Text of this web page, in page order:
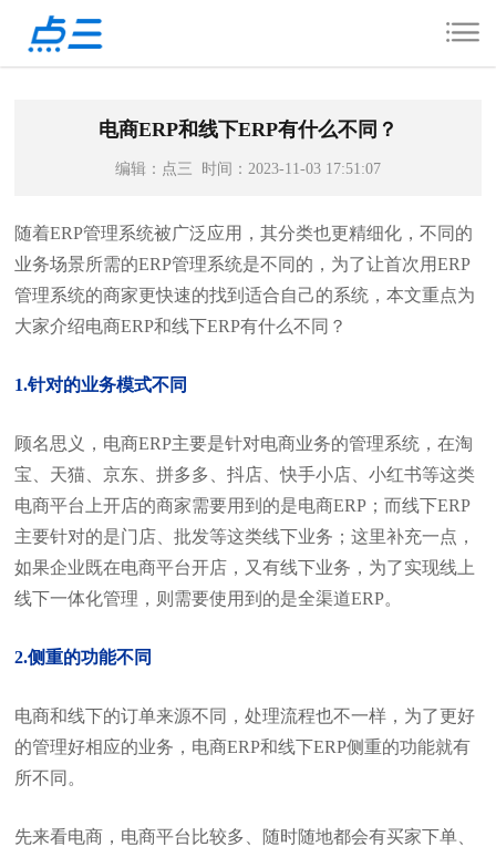
电商ERP和线下ERP有什么不同？
编辑：点三 时间：2023-11-03 17:51:07
随着ERP管理系统被广泛应用，其分类也更精细化，不同的
业务场景所需的ERP管理系统是不同的，为了让首次用ERP
管理系统的商家更快速的找到适合自己的系统，本文重点为
大家介绍电商ERP和线下ERP有什么不同？
1.针对的业务模式不同
顾名思义，电商ERP主要是针对电商业务的管理系统，在淘
宝、天猫、京东、拼多多、抖店、快手小店、小红书等这类
电商平台上开店的商家需要用到的是电商ERP；而线下ERP
主要针对的是门店、批发等这类线下业务；这里补充一点，
如果企业既在电商平台开店，又有线下业务，为了实现线上
线下一体化管理，则需要使用到的是全渠道ERP。
2.侧重的功能不同
电商和线下的订单来源不同，处理流程也不一样，为了更好
的管理好相应的业务，电商ERP和线下ERP侧重的功能就有
所不同。
先来看电商，电商平台比较多、随时随地都会有买家下单、